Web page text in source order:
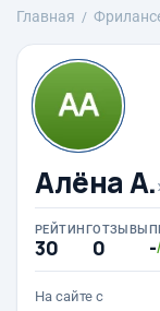
Главная
Алёна А.
РЕЙТИНГ
30
ОТЗЫВЫ
0 -
На сайте с